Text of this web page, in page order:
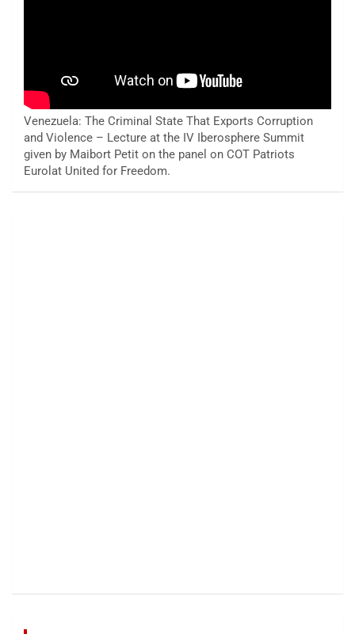
Venezuela: The Criminal State That Exports Corruption
and Violence – Lecture at the IV Iberosphere Summit
given by Maibort Petit on the panel on COT Patriots
Eurolat United for Freedom.